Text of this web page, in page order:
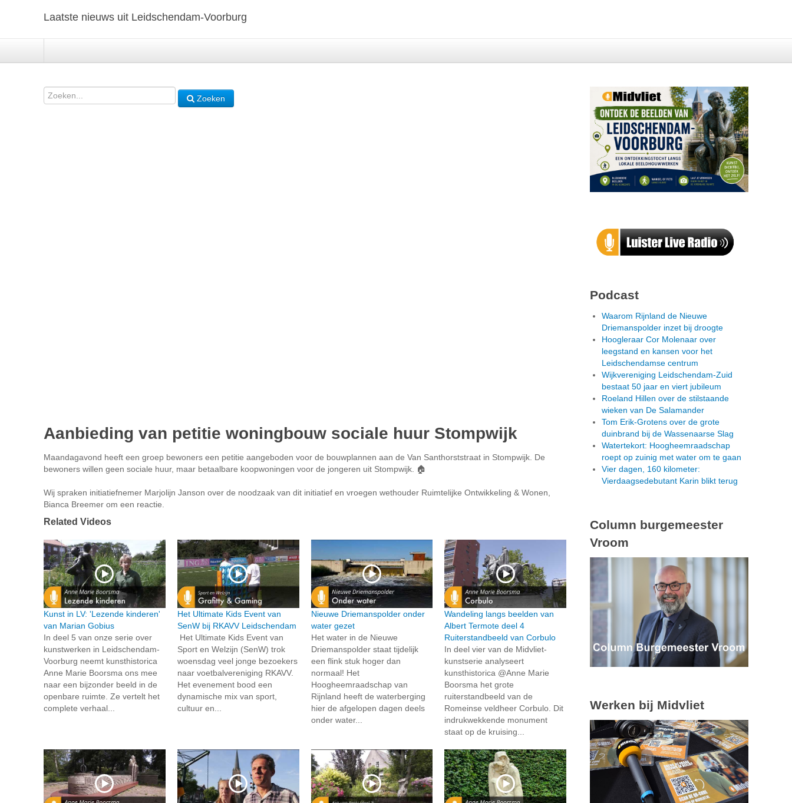
Laatste nieuws uit Leidschendam-Voorburg
Zoeken
Aanbieding van petitie woningbouw sociale huur Stompwijk
Maandagavond heeft een groep bewoners een petitie aangeboden voor de bouwplannen aan de Van Santhorststraat in Stompwijk. De
bewoners willen geen sociale huur, maar betaalbare koopwoningen voor de jongeren uit Stompwijk. 🏠
Wij spraken initiatiefnemer Marjolijn Janson over de noodzaak van dit initiatief en vroegen wethouder Ruimtelijke Ontwikkeling & Wonen,
Bianca Breemer om een reactie.
Related Videos
Kunst in LV: 'Lezende kinderen'
van Marian Gobius
In deel 5 van onze serie over
kunstwerken in Leidschendam-
Voorburg neemt kunsthistorica
Anne Marie Boorsma ons mee
naar een bijzonder beeld in de
openbare ruimte. Ze vertelt het
complete verhaal...
Het Ultimate Kids Event van
SenW bij RKAVV Leidschendam
Het Ultimate Kids Event van
Sport en Welzijn (SenW) trok
woensdag veel jonge bezoekers
naar voetbalvereniging RKAVV.
Het evenement bood een
dynamische mix van sport,
cultuur en...
Nieuwe Driemanspolder onder
water gezet
Het water in de Nieuwe
Driemanspolder staat tijdelijk
een flink stuk hoger dan
normaal! Het
Hoogheemraadschap van
Rijnland heeft de waterberging
hier de afgelopen dagen deels
onder water...
Wandeling langs beelden van
Albert Termote deel 4
Ruiterstandbeeld van Corbulo
In deel vier van de Midvliet-
kunstserie analyseert
kunsthistorica @Anne Marie
Boorsma het grote
ruiterstandbeeld van de
Romeinse veldheer Corbulo. Dit
indrukwekkende monument
staat op de kruising...
Podcast
Waarom Rijnland de Nieuwe
Driemanspolder inzet bij droogte
Hoogleraar Cor Molenaar over
leegstand en kansen voor het
Leidschendamse centrum
Wijkvereniging Leidschendam-Zuid
bestaat 50 jaar en viert jubileum
Roeland Hillen over de stilstaande
wieken van De Salamander
Tom Erik-Grotens over de grote
duinbrand bij de Wassenaarse Slag
Watertekort: Hoogheemraadschap
roept op zuinig met water om te gaan
Vier dagen, 160 kilometer:
Vierdaagsedebutant Karin blikt terug
Column burgemeester
Vroom
Werken bij Midvliet